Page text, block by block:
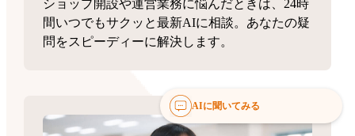
ショップ開設や運営業務に悩んだときは、24時
間いつでもサクッと最新AIに相談。あなたの疑
問をスピーディーに解決します。
AIに聞いてみる